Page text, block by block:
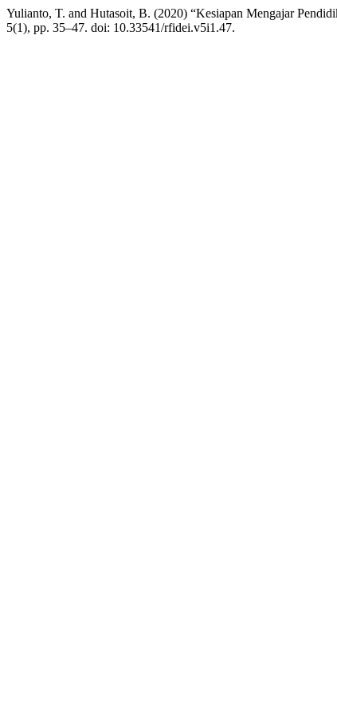
Yulianto, T. and Hutasoit, B. (2020) “Kesiapan Mengajar
5(1), pp. 35–47. doi: 10.33541/rfidei.v5i1.47.